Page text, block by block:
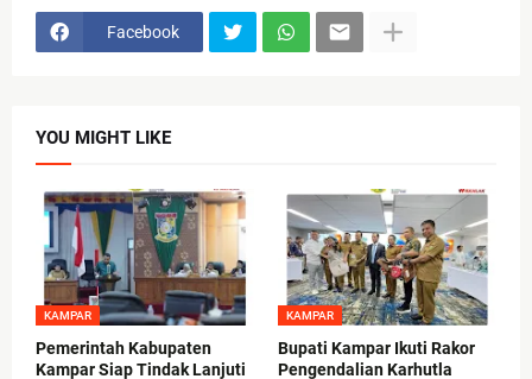
Facebook
YOU MIGHT LIKE
KAMPAR
Pemerintah Kabupaten
Kampar Siap Tindak Lanjuti
KAMPAR
Bupati Kampar Ikuti Rakor
Pengendalian Karhutla